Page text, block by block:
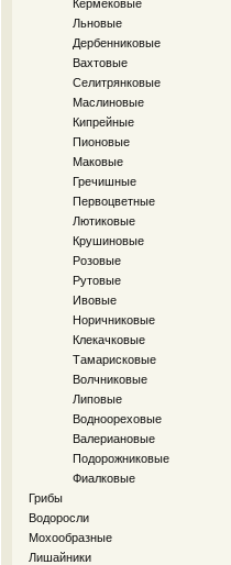
Кермековые
Льновые
Дербенниковые
Вахтовые
Селитрянковые
Маслиновые
Кипрейные
Пионовые
Маковые
Гречишные
Первоцветные
Лютиковые
Крушиновые
Розовые
Рутовые
Ивовые
Норичниковые
Клекачковые
Тамарисковые
Волчниковые
Липовые
Водноореховые
Валериановые
Подорожниковые
Фиалковые
Грибы
Водоросли
Мохообразные
Лишайники